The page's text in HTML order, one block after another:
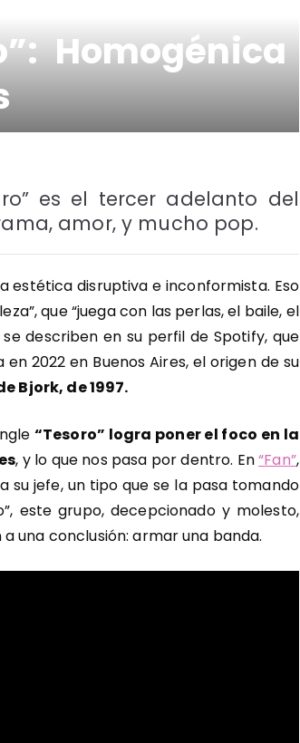
Homogénica
es el tercer adelanto del
amor, y mucho pop.
estética disruptiva e inconformista. Eso
que “juega con las perlas, el baile, el
describen en su perfil de Spotify, que
2022 en Buenos Aires, el origen de su
Bjork, de 1997.
“Tesoro” logra poner el foco en la
, y lo que nos pasa por dentro. En“Fan”,
jefe, un tipo que se la pasa tomando
este grupo, decepcionado y molesto,
una conclusión: armar una banda.